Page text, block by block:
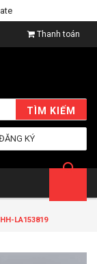
Thanh toán
TÌM KIẾM
KÝ
LA153819